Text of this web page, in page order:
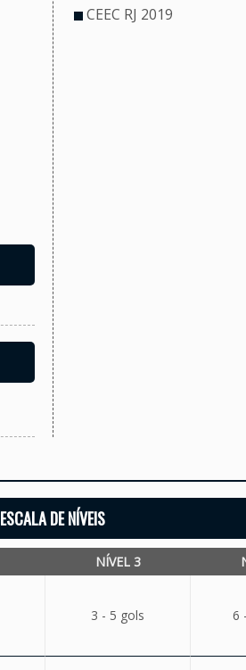
CEEC RJ 2019
ESCALA DE NÍVEIS
NÍVEL 3
3 - 5 gols 6